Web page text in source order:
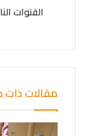
القنوات
مقالات ذات